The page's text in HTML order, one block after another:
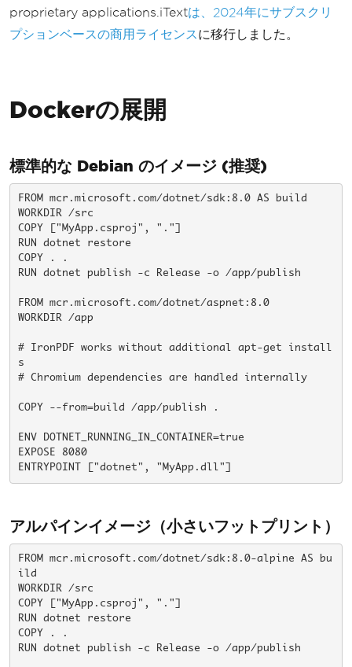
table .Cell().Text ("+23%"
});
proprietary applications.iTextは、2024年にサブスクリ
プションベースの商用ライセンスに移行しました。
Dockerの展開
標準的な Debian のイメージ (推奨)
FROM mcr.microsoft.com/dotnet/sdk:8.0 AS build
WORKDIR /src
COPY ["MyApp.csproj", "."]
RUN dotnet restore
COPY . .
RUN dotnet publish -c Release -o /app/publish
FROM mcr.microsoft.com/dotnet/aspnet:8.0
WORKDIR /app
# IronPDF works without additional apt-get install
s
# Chromium dependencies are handled internally
COPY --from=build /app/publish .
ENV DOTNET_RUNNING_IN_CONTAINER=true
EXPOSE 8080
ENTRYPOINT ["dotnet", "MyApp.dll"]
アルパインイメージ（小さいフットプリント）
FROM mcr.microsoft.com/dotnet/sdk:8.0-alpine AS bu
ild
WORKDIR /src
COPY ["MyApp.csproj", "."]
RUN dotnet restore
COPY . .
RUN dotnet publish -c Release -o /app/publish